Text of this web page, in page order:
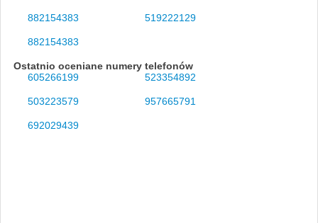
882154383 519222129
882154383
Ostatnio oceniane numery telefonów
605266199
523354892
503223579 957665791
692029439